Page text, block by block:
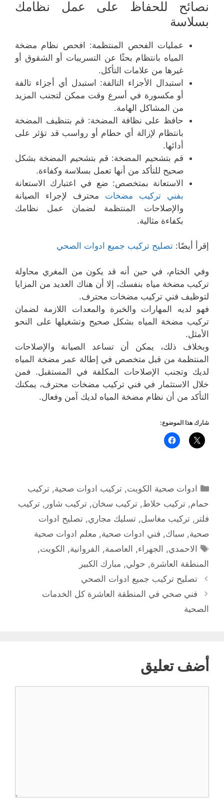
نصائح للحفاظ على عمل نظامك
بسلاسة
عمليات الفحص المنتظمة: افحص نظام مضخة
المياه بانتظام بحثًا عن التسريبات أو الشقوق أو
غيرها من علامات التأكل.
استبدال الأجزاء التالفة: استبدل أي أجزاء تالفة
أو مكسورة في أسرع وقت ممكن لتجنب المزيد
من المشاكل الهامة.
حافظ على نظافة المضخة: قم بتنظيف المضخة
بانتظام لإزالة أي حطام أو رواسب قد تؤثر على
أدائها.
قم بتشحيم المضخة: قم بتشحيم المضخة بشكل
صحيح للتأكد من أنها تعمل بسلاسة وكفاءة.
الاستعانة بمتخصص: ضع في اعتبارك الاستعانة
بفني تركيب مضخات محترف لإجراء الصيانة
والإصلاحات المنتظمة لضمان عمل نظامك
بكفاءة مثالية.
إقرأ أيضًا: تصليح تركيب جميع ادوات الصحي
وفي الختام، في حين أنه قد يكون من المغري محاولة
تركيب مضخة مياه بنفسك، إلا أن هناك العديد من المزايا
لتوظيف فني تركيب مضخات محترف.
فهو لديه المهارات والخبرة والمعدات اللازمة لضمان
تركيب مضخة المياه بشكل صحيح وتشغيلها على النحو
الأمثل.
وبخلاف ذلك، يمكن أن تساعد الصيانة والإصلاحات
المنتظمة من قبل متخصص في إطالة عمر مضخة المياه
لديك وتجنب الإصلاحات المكلفة في المستقبل. فمن
خلال الاستثمار في فني تركيب مضخات محترف، يمكنك
التأكد من أن نظام مضخة المياه لديك آمن وفعال.
شارك هذا الموضوع:
التصنيفات
ادوات صحية الكويت,تركيب ادوات صحية,تركيب
حمام, تركيب خلاط, تركيب سخان, تركيب شاور , تركيب
فلتر , تركيب مغاسل, تسليك مجاري, تصليح ادوات
صحية, سباك, فني ادوات صحية, معلم ادوات صحية
الوسوم
الاحمدي, الجهراء, العاصمة, الفروانية, الكويت,
المنطقة العاشرة, حولي, مبارك الكبير
تصليح تركيب جميع ادوات الصحي
فني صحي في المنطقة العاشرة كل الخدمات
الصحية
أضف تعليق